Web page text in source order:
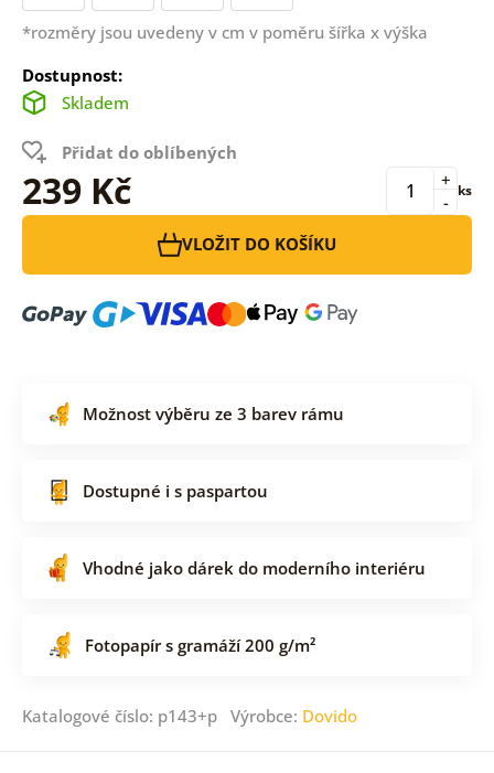
*rozměry jsou uvedeny v cm v poměru šířka x výška
Dostupnost:
Skladem
Přidat do oblíbených
239 Kč -
+ ks
VLOŽIT DO KOŠÍKU
Možnost výběru ze 3 barev rámu
Dostupné i s paspartou
Vhodné jako dárek do moderního interiéru
Fotopapír s gramáží 200 g/m²
Katalogové číslo: p143+p Výrobce: Dovido